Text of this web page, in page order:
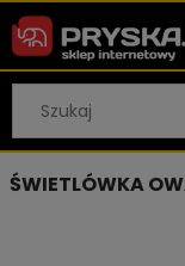
ŚWIETLÓWKA